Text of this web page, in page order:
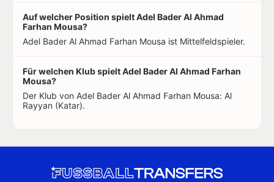
Auf welcher Position spielt Adel Bader Al Ahmad
Farhan Mousa?
Adel Bader Al Ahmad Farhan Mousa ist Mittelfeldspieler.
Für welchen Klub spielt Adel Bader Al Ahmad Farhan
Mousa?
Der Klub von Adel Bader Al Ahmad Farhan Mousa: Al
Rayyan (Katar).